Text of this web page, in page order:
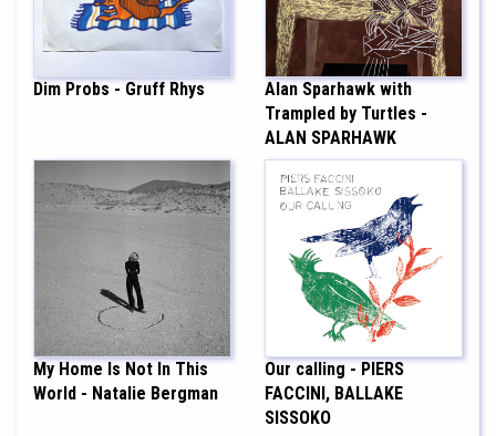
Dim Probs - Gruff Rhys
Alan Sparhawk with
Trampled by Turtles -
ALAN SPARHAWK
My Home Is Not In This
World - Natalie Bergman
Our calling - PIERS
FACCINI, BALLAKE
SISSOKO